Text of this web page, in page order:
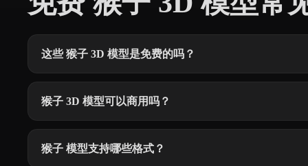
这些 猴子 3D 模型是免费的吗？
猴子 3D 模型可以商用吗？
猴子 模型支持哪些格式？